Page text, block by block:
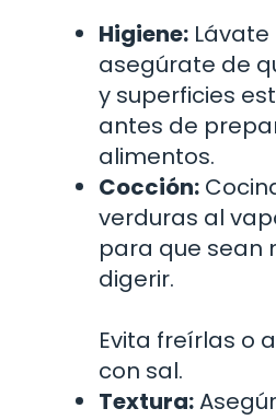
Higiene:
asegúrate de
y superficies
antes de
alimentos.
Cocción:
verduras al
para que sean
digerir.
Evita freírlas o
con sal.
Textura: